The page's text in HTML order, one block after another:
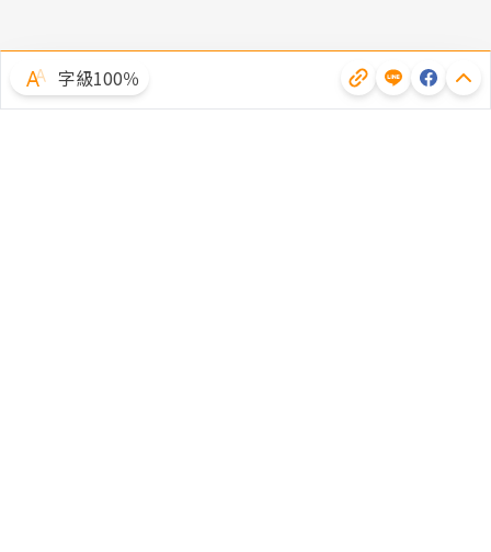
字級100％